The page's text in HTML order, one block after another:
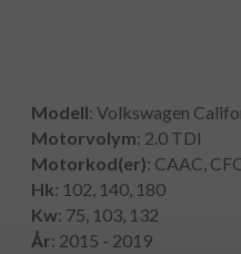
Modell: Volkswagen
Motorvolym: 2.0 TDI
Motorkod(er): CAAC,
Hk: 102, 140, 180
Kw: 75, 103, 132
År: 2015 - 2019